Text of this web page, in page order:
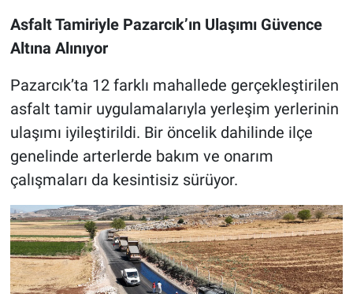
Asfalt Tamiriyle Pazarcık’ın Ulaşımı Güvence
Altına Alınıyor
Pazarcık’ta 12 farklı mahallede gerçekleştirilen
asfalt tamir uygulamalarıyla yerleşim yerlerinin
ulaşımı iyileştirildi. Bir öncelik dahilinde ilçe
genelinde arterlerde bakım ve onarım
çalışmaları da kesintisiz sürüyor.